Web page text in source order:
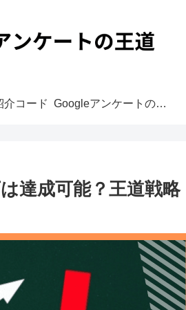
介コード Googleアンケートの危険性
達成可能？王道戦略